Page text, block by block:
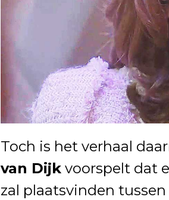
Toch is het verhaal
van Dijk voorspelt dat
zal plaatsvinden